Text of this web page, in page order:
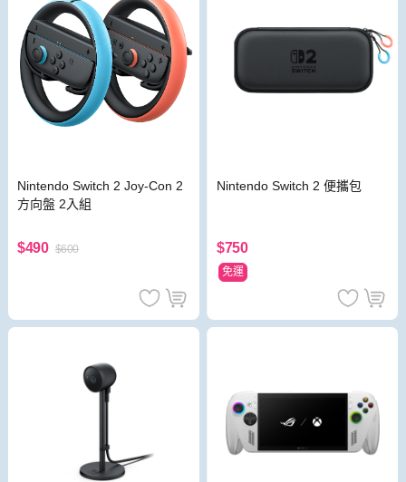
Nintendo Switch 2 Joy-Con 2
方向盤 2入組
$490 $600
Nintendo Switch 2 便攜包
$750
免運